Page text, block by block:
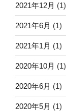
2021年12月 (1)
2021年6月 (1)
2021年1月 (1)
2020年10月 (1)
2020年6月 (1)
2020年5月 (1)